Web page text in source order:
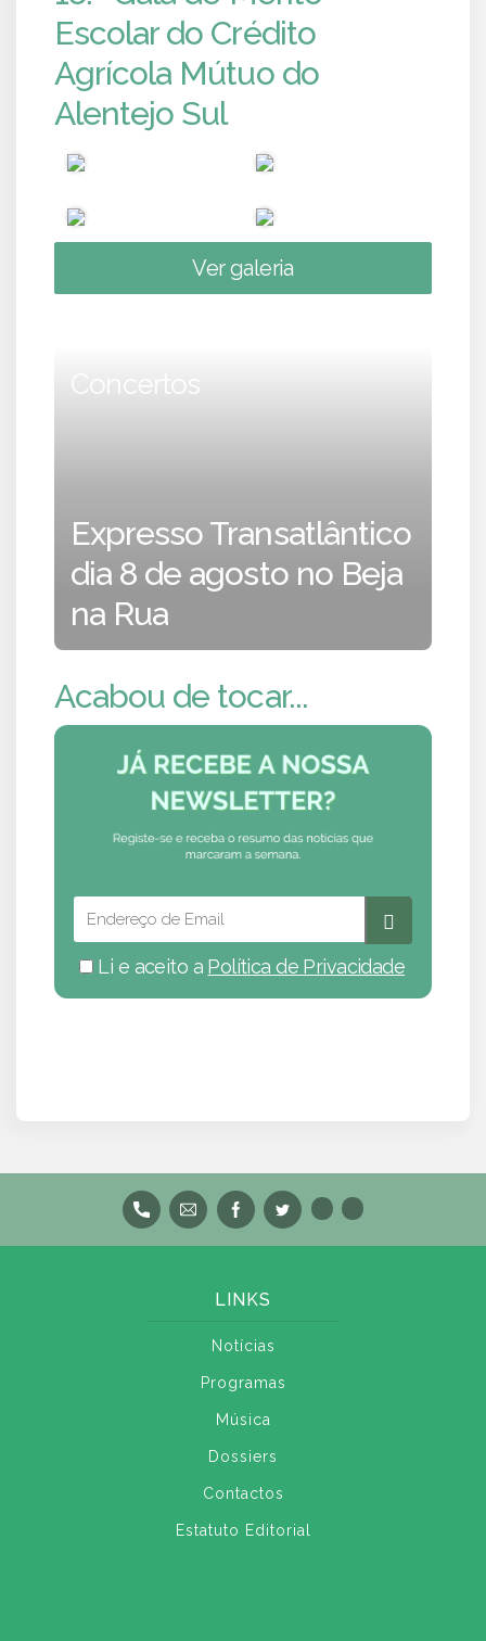
Escolar do Crédito
Agrícola Mútuo do
Alentejo Sul
Ver galeria
Concertos
Expresso Transatlântico
dia 8 de agosto no Beja
na Rua
Acabou de tocar...
Li e aceito a Política de Privacidade
LINKS
Notícias
Programas
Música
Dossiers
Contactos
Estatuto Editorial